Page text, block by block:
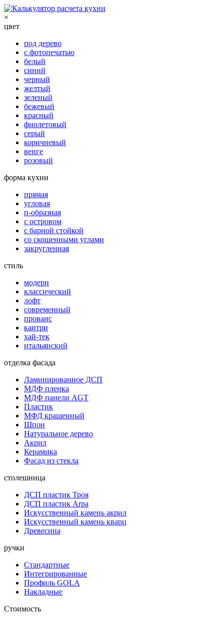
×
цвет
под дерево
с фотопечатью
белый
синий
черный
желтый
зеленый
бежевый
красный
фиолетовый
серый
коричневый
венге
розовый
форма кухни
прямая
угловая
п-образная
с островом
с барной стойкой
со скошенными углами
закругленная
стиль
модерн
классический
лофт
современный
прованс
кантри
хай-тек
итальянский
отделка фасада
Ламинированное ДСП
МДФ пленка
МДФ панели AGT
Пластик
МФД крашенный
Шпон
Натуральное дерево
Акрил
Керамика
Фасад из стекла
столешница
ДСП пластик Троя
ДСП пластик Arpa
Искусственный камень акрил
Искусственный камень кварц
Древесина
ручки
Стандартные
Интегрированные
Профиль GOLA
Накладные
Стоимость